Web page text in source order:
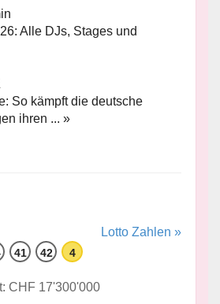
Alle DJs, Stages und
So kämpft die deutsche
ihren ... »
Lotto Zahlen »
41 42 4
CHF 17'300'000